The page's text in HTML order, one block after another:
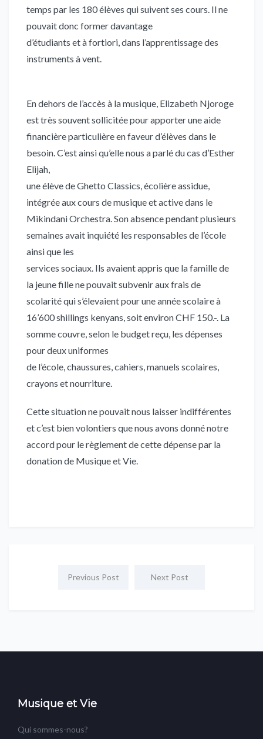
temps par les 180 élèves qui suivent ses cours. Il ne
pouvait donc former davantage
d’étudiants et à fortiori, dans l’apprentissage des
instruments à vent.
En dehors de l’accès à la musique, Elizabeth Njoroge
est très souvent sollicitée pour apporter une aide
financière particulière en faveur d’élèves dans le
besoin. C’est ainsi qu’elle nous a parlé du cas d’Esther
Elijah,
une élève de Ghetto Classics, écolière assidue,
intégrée aux cours de musique et active dans le
Mikindani Orchestra. Son absence pendant plusieurs
semaines avait inquiété les responsables de l’école
ainsi que les
services sociaux. Ils avaient appris que la famille de
la jeune fille ne pouvait subvenir aux frais de
scolarité qui s’élevaient pour une année scolaire à
16’600 shillings kenyans, soit environ CHF 150.-. La
somme couvre, selon le budget reçu, les dépenses
pour deux uniformes
de l’école, chaussures, cahiers, manuels scolaires,
crayons et nourriture.
Cette situation ne pouvait nous laisser indifférentes
et c’est bien volontiers que nous avons donné notre
accord pour le règlement de cette dépense par la
donation de Musique et Vie.
Previous Post Next Post
Musique et Vie
Qui sommes-nous?